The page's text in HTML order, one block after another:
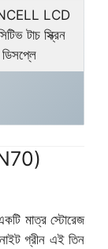
LCD
টাচ স্ক্রিন
ডিসপ্লে
মাত্র স্টোরেজ
গ্রীন এই তিন